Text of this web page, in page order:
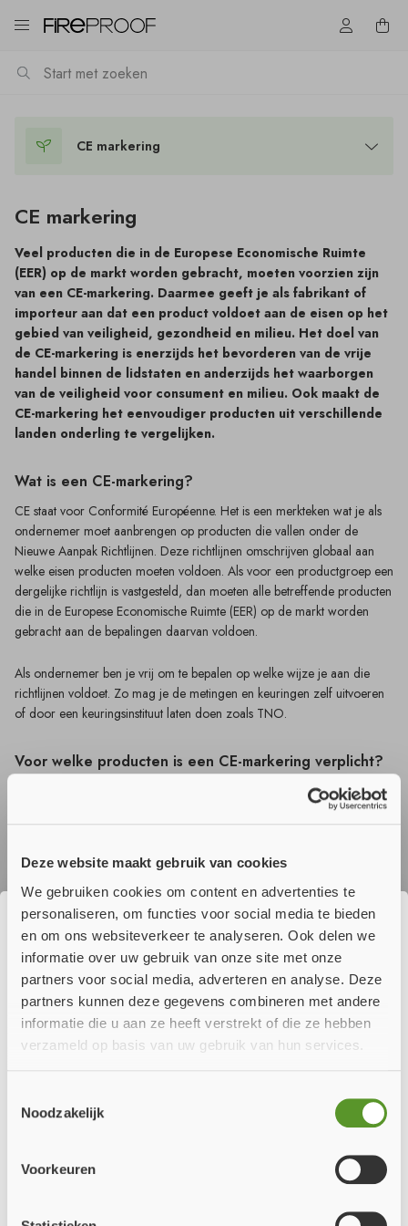
Deze website maakt gebruik van cookies
We gebruiken cookies om content en advertenties te
personaliseren, om functies voor social media te bieden
en om ons websiteverkeer te analyseren. Ook delen we
informatie over uw gebruik van onze site met onze
partners voor social media, adverteren en analyse. Deze
partners kunnen deze gegevens combineren met andere
informatie die u aan ze heeft verstrekt of die ze hebben
verzameld op basis van uw gebruik van hun services.
Noodzakelijk
Voorkeuren
CE markering
CE markering
Veel producten die in de Europese Economische Ruimte
(EER) op de markt worden gebracht, moeten voorzien zijn
van een CE-markering. Daarmee geeft je als fabrikant of
importeur aan dat een product voldoet aan de eisen op het
gebied van veiligheid, gezondheid en milieu. Het doel van
de CE-markering is enerzijds het bevorderen van de vrije
handel binnen de lidstaten en anderzijds het waarborgen
van de veiligheid voor consument en milieu. Ook maakt de
CE-markering het eenvoudiger producten uit verschillende
landen onderling te vergelijken.
Wat is een CE-markering?
CE staat voor Conformité Européenne. Het is een merkteken wat je als
ondernemer moet aanbrengen op producten die vallen onder de
Nieuwe Aanpak Richtlijnen. Deze richtlijnen omschrijven globaal aan
welke eisen producten moeten voldoen. Als voor een productgroep een
dergelijke richtlijn is vastgesteld, dan moeten alle betreffende producten
die in de Europese Economische Ruimte (EER) op de markt worden
gebracht aan de bepalingen daarvan voldoen.
Als ondernemer ben je vrij om te bepalen op welke wijze je aan die
richtlijnen voldoet. Zo mag je de metingen en keuringen zelf uitvoeren
of door een keuringsinstituut laten doen zoals TNO.
Voor welke producten is een CE-markering verplicht?
Inmiddels is voor meer dan twintig productgroepen een Nieuwe
Aanpak Richtlijn vastgesteld die is opgenomen in een overzicht. De
Diverse bouwproducten
Drukvaten
Elektromagnetische producten
Gastoestellen
Koelkasten
Cosmetica
Liften
Machines
Medische hulpmiddelen
Motorvoertuigen
Speeltoestellen
Verpakkingen
☀️ Wij genieten momenteel van onze
zomervakantie!
Ons team is er even tussenuit om op te laden. Daarom zijn wij
tijdelijk gesloten vanwege onze zomervakantie.
worden vanaf
weer verwerkt en
uitgeleverd vanaf
Heeft u in de tussentijd een vraag? Stuur ons gerust een e-mail.